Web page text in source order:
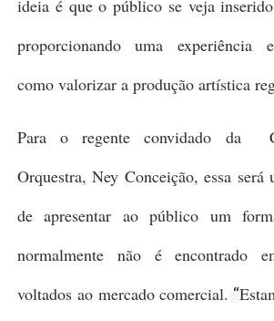
ideia é que o público se veja inserido
proporcionando uma experiência
como valorizar a produção artística
Para o regente convidado da
Orquestra, Ney Conceição, essa será
de apresentar ao público um
normalmente não é encontrado
voltados ao mercado comercial. “